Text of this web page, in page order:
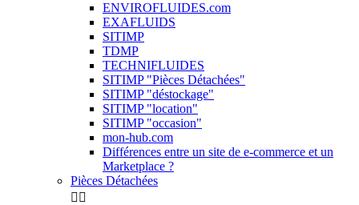
ENVIROFLUIDES.com
EXAFLUIDS
SITIMP
TDMP
TECHNIFLUIDES
SITIMP "Pièces Détachées"
SITIMP "déstockage"
SITIMP "location"
SITIMP "occasion"
mon-hub.com
Différences entre un site de e-commerce et un
Marketplace ?
Pièces Détachées
 